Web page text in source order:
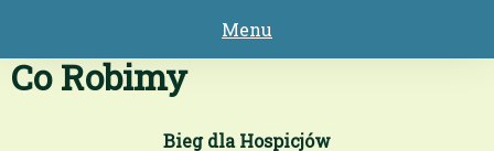
Menu
Strona główna
Co Robimy
Bieg dla Hospicjów